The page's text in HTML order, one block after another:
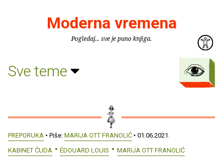
Moderna vremena
Pogledaj... sve je puno knjiga.
Sve teme
PREPORUKA • Piše: MARIJA OTT FRANOLIĆ • 01.06.2021.
KABINET ČUDA
ÉDOUARD LOUIS MARIJA OTT FRANOLIĆ